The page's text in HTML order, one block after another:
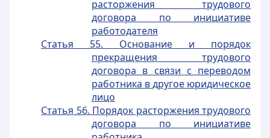
расторжения трудового
договора по инициативе
работодателя
Статья 55. Основание и порядок
прекращения трудового
договора в связи с переводом
работника в другое юридическое
лицо
Статья 56. Порядок расторжения трудового
договора по инициативе